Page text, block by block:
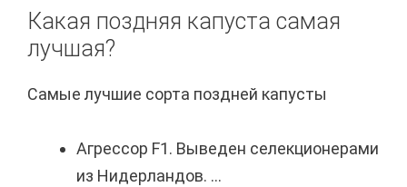
Какая поздняя капуста самая
лучшая?
Самые лучшие сорта поздней капусты
Агрессор F1. Выведен селекционерами
из Нидерландов. ...